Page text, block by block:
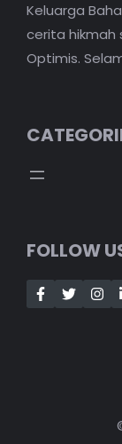
Keluarga
cerita hikmah
Optimis.
FOLLOW